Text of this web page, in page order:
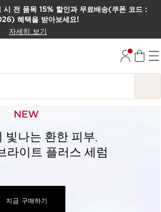
시 전 품목 15% 할인과 무료배송(쿠폰 코드 :
혜택을 받아보세요!
자세히 보기
NEW
빛나는 환한 피부,
라이트 플러스 세럼
지금 구매하기